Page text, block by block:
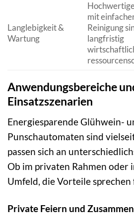
Langlebigkeit &
Wartung
mit
Reinigung
langfristig
Anwendungsbereiche
Einsatzszenarien
Energiesparende Glühwein-
Punschautomaten sind
passen sich an
Ob im privaten Rahmen oder
Umfeld, die Vorteile sprechen
Private Feiern und